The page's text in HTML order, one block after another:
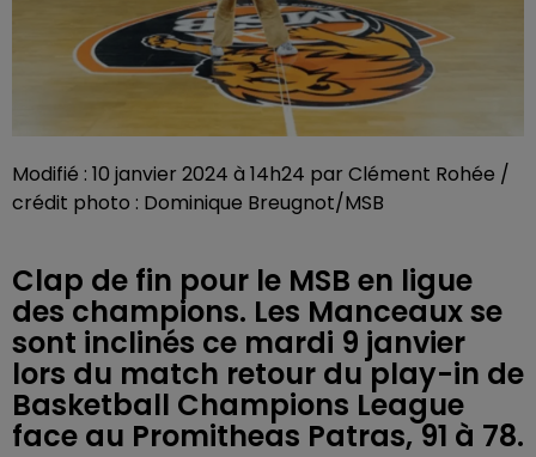
Modifié : 10 janvier 2024 à 14h24 par Clément Rohée /
crédit photo : Dominique Breugnot/MSB
Clap de fin pour le MSB en ligue
des champions. Les Manceaux se
sont inclinés ce mardi 9 janvier
lors du match retour du play-in de
Basketball Champions League
face au Promitheas Patras, 91 à 78.